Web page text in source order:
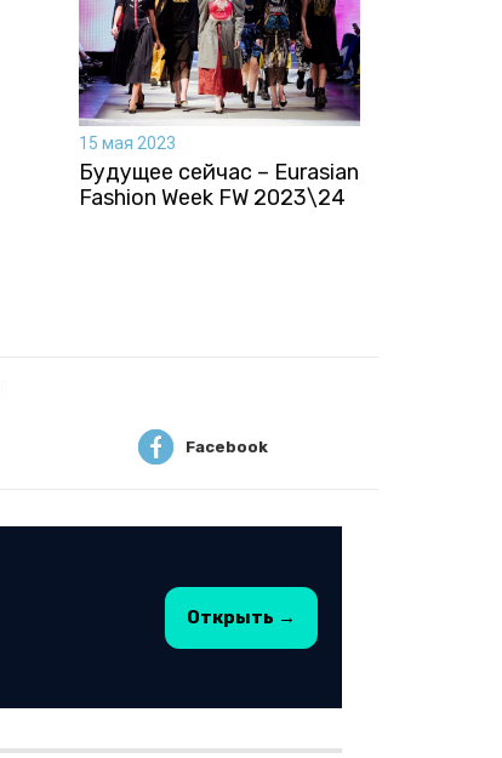
15 мая 2023
Будущее сейчас – Eurasian
Fashion Week FW 2023\24
Facebook
Открыть →